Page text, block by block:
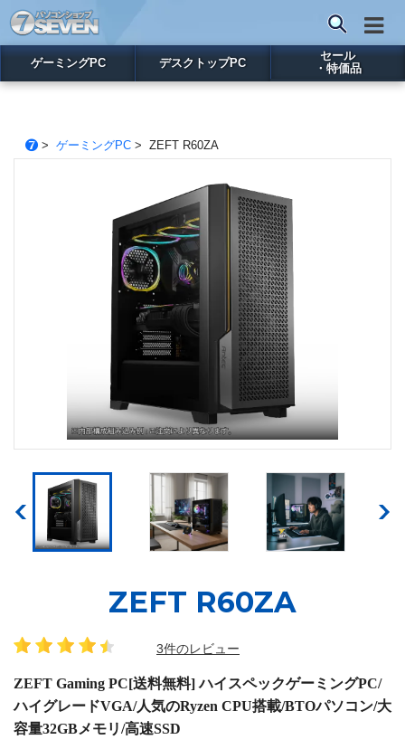
ゲーミングPC デスクトップPC
セール
・特価品
> ゲーミングPC> ZEFT R60ZA
ZEFT R60ZA
3件のレビュー
ZEFT Gaming PC[送料無料] ハイスペックゲーミングPC/
ハイグレードVGA/人気のRyzen CPU搭載/BTOパソコン/大
容量32GBメモリ/高速SSD